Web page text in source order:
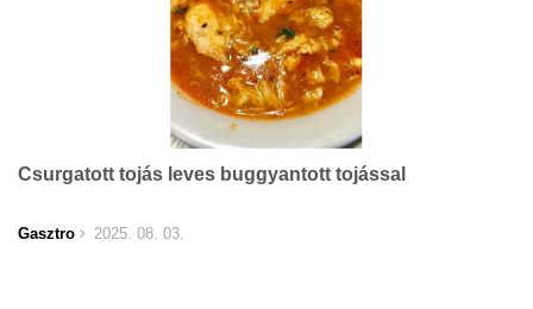
Csurgatott tojás leves buggyantott tojással
Gasztro 2025. 08. 03.